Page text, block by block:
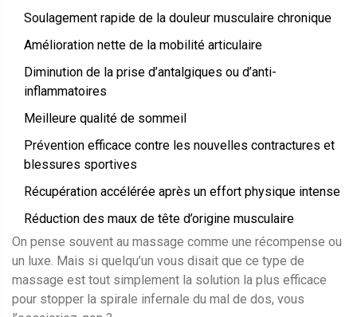
Soulagement rapide de la douleur musculaire chronique
Amélioration nette de la mobilité articulaire
Diminution de la prise d’antalgiques ou d’anti-
inflammatoires
Meilleure qualité de sommeil
Prévention efficace contre les nouvelles contractures et
blessures sportives
Récupération accélérée après un effort physique intense
Réduction des maux de tête d’origine musculaire
On pense souvent au massage comme une récompense ou
un luxe. Mais si quelqu’un vous disait que ce type de
massage est tout simplement la solution la plus efficace
pour stopper la spirale infernale du mal de dos, vous